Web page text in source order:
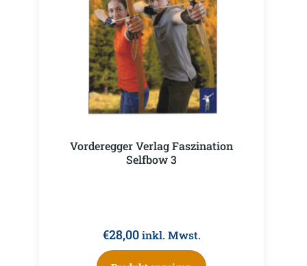
Vorderegger Verlag Faszination
Selfbow 3
€28,00 inkl. Mwst.